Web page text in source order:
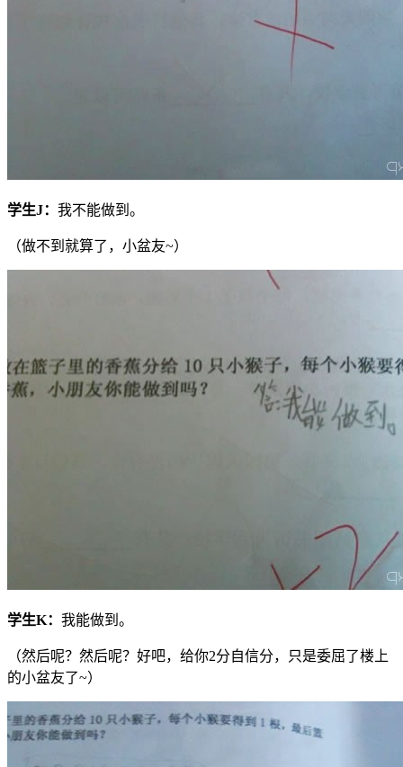
学生J： 我不能做到。
（做不到就算了，小盆友~）
学生K： 我能做到。
（然后呢？然后呢？好吧，给你2分自信分，只是委屈了楼上
的小盆友了~）